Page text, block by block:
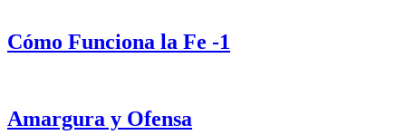
Cómo Funciona la Fe -1
Amargura y Ofensa